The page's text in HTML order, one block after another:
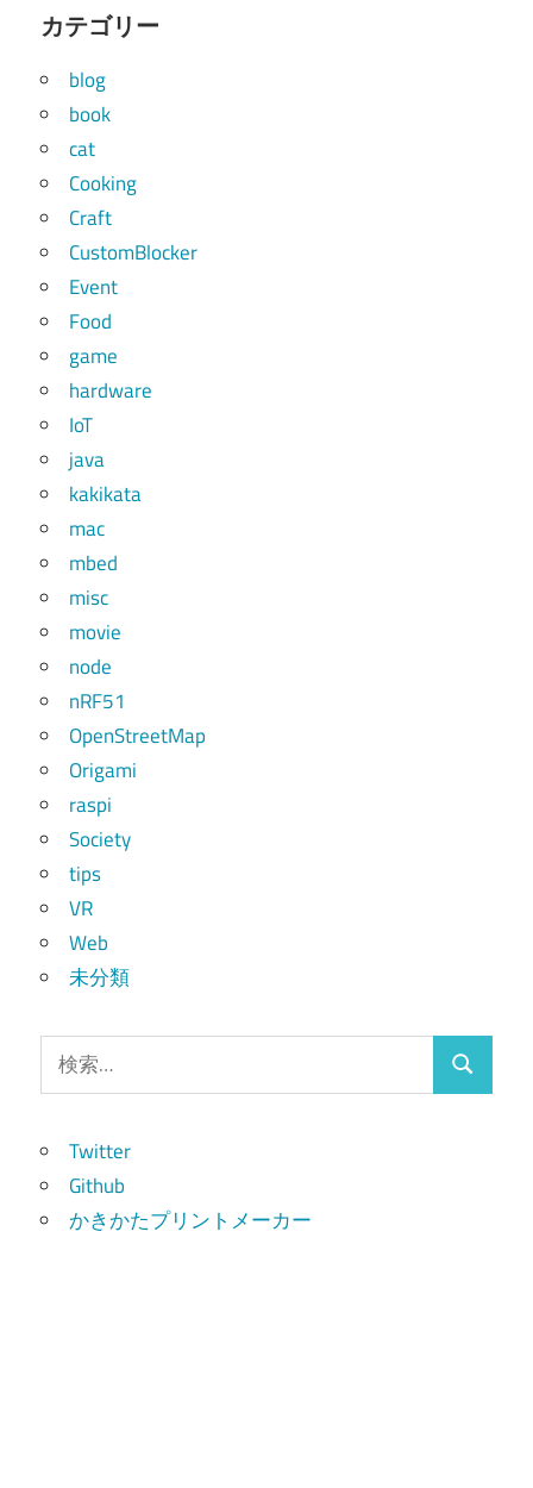
カテゴリー
blog
book
cat
Cooking
Craft
CustomBlocker
Event
Food
game
hardware
IoT
java
kakikata
mac
mbed
misc
movie
node
nRF51
OpenStreetMap
Origami
raspi
Society
tips
VR
Web
未分類
索:
検
Twitter
Github
かきかたプリントメーカー